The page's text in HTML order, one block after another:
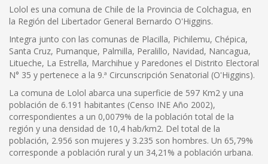
Lolol es una comuna de Chile de la Provincia de Colchagua, en
la Región del Libertador General Bernardo O'Higgins.
Integra junto con las comunas de Placilla, Pichilemu, Chépica,
Santa Cruz, Pumanque, Palmilla, Peralillo, Navidad, Nancagua,
Litueche, La Estrella, Marchihue y Paredones el Distrito Electoral
N° 35 y pertenece a la 9.ª Circunscripción Senatorial (O'Higgins).
La comuna de Lolol abarca una superficie de 597 Km2 y una
población de 6.191 habitantes (Censo INE Año 2002),
correspondientes a un 0,0079% de la población total de la
región y una densidad de 10,4 hab/km2. Del total de la
población, 2.956 son mujeres y 3.235 son hombres. Un 65,79%
corresponde a población rural y un 34,21% a población urbana.